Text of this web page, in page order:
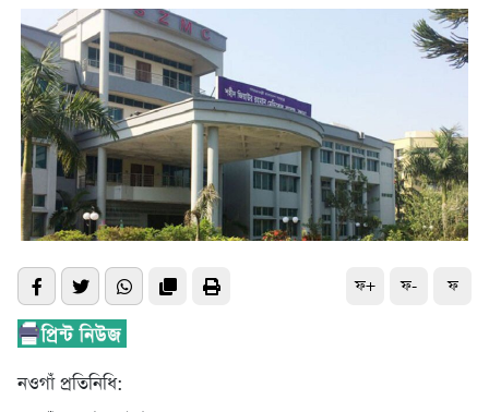
ফ+ ফ- ফ
নওগাঁ প্রতিনিধি: